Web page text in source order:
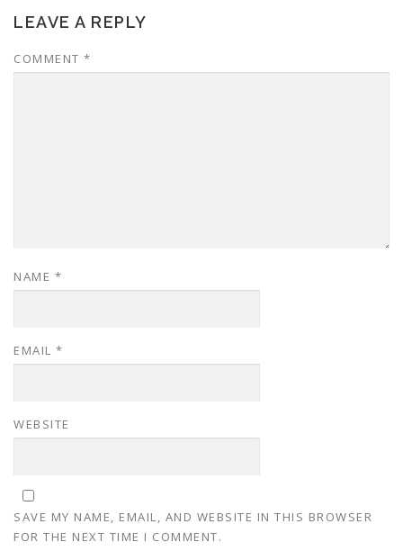
LEAVE A REPLY
COMMENT *
NAME *
EMAIL *
WEBSITE
SAVE MY NAME, EMAIL, AND WEBSITE IN THIS BROWSER
FOR THE NEXT TIME I COMMENT.